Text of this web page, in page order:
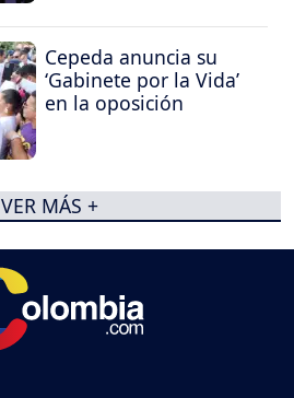
Cepeda anuncia su
‘Gabinete por la Vida’
en la oposición
VER MÁS +